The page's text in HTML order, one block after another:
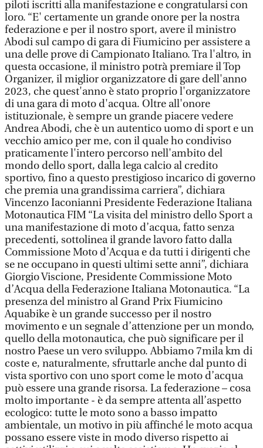
piloti iscritti alla manifestazione e congratularsi con
loro. “E' certamente un grande onore per la nostra
federazione e per il nostro sport, avere il ministro
Abodi sul campo di gara di Fiumicino per assistere a
una delle prove di Campionato Italiano. Tra l'altro, in
questa occasione, il ministro potrà premiare il Top
Organizer, il miglior organizzatore di gare dell'anno
2023, che quest'anno è stato proprio l'organizzatore
di una gara di moto d'acqua. Oltre all'onore
istituzionale, è sempre un grande piacere vedere
Andrea Abodi, che è un autentico uomo di sport e un
vecchio amico per me, con il quale ho condiviso
praticamente l'intero percorso nell'ambito del
mondo dello sport, dalla lega calcio al credito
sportivo, fino a questo prestigioso incarico di governo
che premia una grandissima carriera”, dichiara
Vincenzo Iaconianni Presidente Federazione Italiana
Motonautica FIM “La visita del ministro dello Sport a
una manifestazione di moto d’acqua, fatto senza
precedenti, sottolinea il grande lavoro fatto dalla
Commissione Moto d’Acqua e da tutti i dirigenti che
se ne occupano in questi ultimi sette anni”, dichiara
Giorgio Viscione, Presidente Commissione Moto
d’Acqua della Federazione Italiana Motonautica. “La
presenza del ministro al Grand Prix Fiumicino
Aquabike è un grande successo per il nostro
movimento e un segnale d’attenzione per un mondo,
quello della motonautica, che può significare per il
nostro Paese un vero sviluppo. Abbiamo 7mila km di
coste e, naturalmente, sfruttarle anche dal punto di
vista sportivo con uno sport come le moto d’acqua
può essere una grande risorsa. La federazione – cosa
molto importante - è da sempre attenta all’aspetto
ecologico: tutte le moto sono a basso impatto
ambientale, un motivo in più affinché le moto acqua
possano essere viste in modo diverso rispetto ai